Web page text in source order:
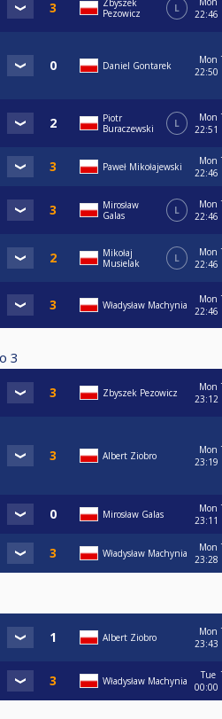
Zbyszek
Pezowicz
L
22:46
Daniel Gontarek
Mon
22:50
Piotr
Buraczewski
L
Mon
22:51
Paweł Mikołajewski
Mon
22:46
Mirosław
Galas
L
Mon
22:46
Mikołaj
Musielak
L
Mon
22:46
Władysław Machynia
Mon
22:46
3
Zbyszek Pezowicz
Mon
23:12
Albert Ziobro
Mon
23:19
Mirosław Galas
Mon
23:11
Władysław Machynia
Mon
23:28
Albert Ziobro
Mon
23:43
Władysław Machynia
Tue
00:00